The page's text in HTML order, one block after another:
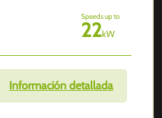
Speeds up to
22kW
Información detallada